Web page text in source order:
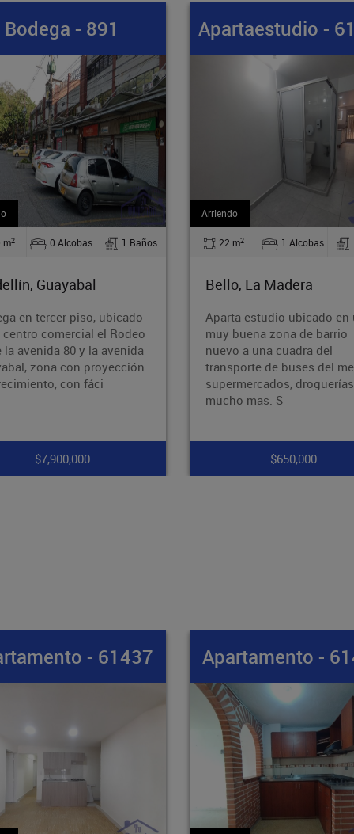
- 61412
2 1 Alcobas 1 Baños
La Madera
estudio ubicado en una
zona de barrio
a una cuadra del
de buses del metro ,
droguerías y
$650,000
Apartamento -
Venta
71.60 m 2 Alcobas
Medellín, Guayabal
Acogedor apartamento
en el sector de Cristo Rey,
zona estratégica y de fácil
acceso. La propiedad
con 2 alcobas, 1 baño, y un
patio
$265,000,000
- 61436 Apartamento -